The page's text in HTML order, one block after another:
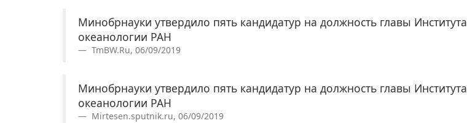
Минобрнауки утвердило пять кандидатур на должность главы Института
океанологии РАН
TmBW.Ru, 06/09/2019
Минобрнауки утвердило пять кандидатур на должность главы Института
океанологии РАН
Mirtesen.sputnik.ru, 06/09/2019